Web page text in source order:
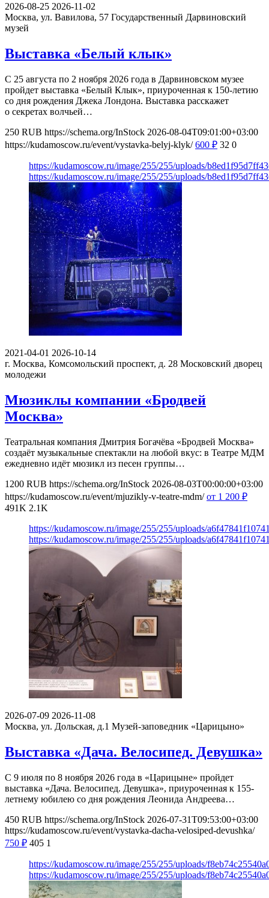
2026-08-25 2026-11-02
Москва, ул. Вавилова, 57 Государственный Дарвиновский
музей
Выставка «Белый клык»
С 25 августа по 2 ноября 2026 года в Дарвиновском музее
пройдет выставка «Белый Клык», приуроченная к 150-летию
со дня рождения Джека Лондона. Выставка расскажет
о секретах волчьей…
250 RUB https://schema.org/InStock 2026-08-04T09:01:00+03:00
https://kudamoscow.ru/event/vystavka-belyj-klyk/ 600 ₽ 32 0
https://kudamoscow.ru/image/255/255/uploads/
https://kudamoscow.ru/image/255/255/uploads/
2021-04-01 2026-10-14
г. Москва, Комсомольский проспект, д. 28 Московский дворец
молодежи
Мюзиклы компании «Бродвей
Москва»
Театральная компания Дмитрия Богачёва «Бродвей Москва»
создаёт музыкальные спектакли на любой вкус: в Театре МДМ
ежедневно идёт мюзикл из песен группы…
1200 RUB https://schema.org/InStock 2026-08-03T00:00:00+03:00
https://kudamoscow.ru/event/mjuzikly-v-teatre-mdm/ от 1 200 ₽
491K 2.1K
https://kudamoscow.ru/image/255/255/uploads/
https://kudamoscow.ru/image/255/255/uploads/
2026-07-09 2026-11-08
Москва, ул. Дольская, д.1 Музей-заповедник «Царицыно»
Выставка «Дача. Велосипед. Девушка»
С 9 июля по 8 ноября 2026 года в «Царицыне» пройдет
выставка «Дача. Велосипед. Девушка», приуроченная к 155-
летнему юбилею со дня рождения Леонида Андреева…
450 RUB https://schema.org/InStock 2026-07-31T09:53:00+03:00
https://kudamoscow.ru/event/vystavka-dacha-velosiped-devushka/
750 ₽ 405 1
https://kudamoscow.ru/image/255/255/uploads/
https://kudamoscow.ru/image/255/255/uploads/